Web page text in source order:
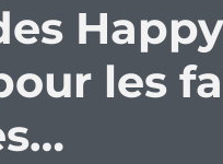
les